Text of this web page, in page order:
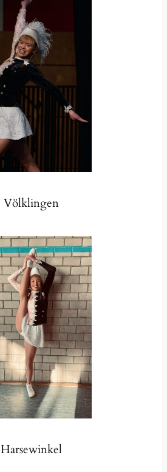
Völklingen
Harsewinkel